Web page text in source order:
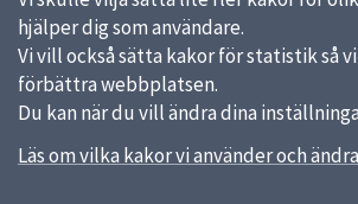
hjälper dig som användare.
Vi vill också sätta kakor för statistik så
förbättra webbplatsen.
Du kan när du vill ändra dina
Läs om vilka kakor vi använder och